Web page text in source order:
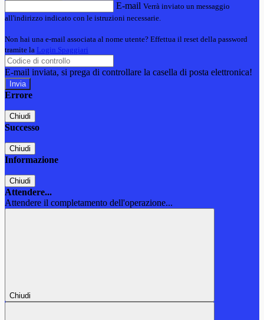
E-mail Verrà inviato un messaggio
all'indirizzo indicato con le istruzioni necessarie.
Non hai una e-mail associata al nome utente? Effettua il reset della password
tramite la Login Spaggiari
E-mail inviata, si prega di controllare la casella di posta elettronica!
Errore
Chiudi
Successo
Chiudi
Informazione
Chiudi
Attendere...
Attendere il completamento dell'operazione...
Chiudi